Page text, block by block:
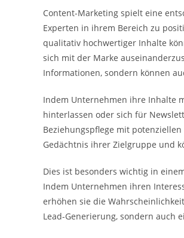
Content-Marketing spielt eine
Experten in ihrem Bereich zu
qualitativ hochwertiger Inhalte
sich mit der Marke
Informationen, sondern können
Indem Unternehmen ihre Inhalte
hinterlassen oder sich für
Beziehungspflege mit
Gedächtnis ihrer Zielgruppe und
Dies ist besonders wichtig in
Indem Unternehmen ihren
erhöhen sie die
Lead-Generierung, sondern auch